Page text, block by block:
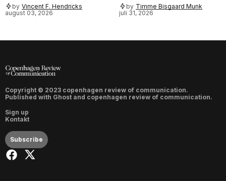
by Vincent F. Hendricks
august 03, 2026
by Timme Bisgaard Munk
juli 31, 2026
Copyright © 2023 copenhagen review of communication.
Published with Ghost and copenhagen review of communication.
Sign up
Kontakt
Subscribe